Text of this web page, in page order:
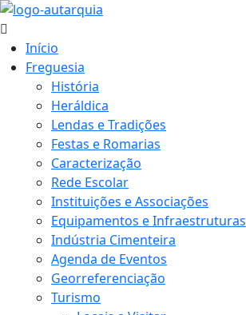
Início
Freguesia
História
Heráldica
Lendas e Tradições
Festas e Romarias
Caracterização
Rede Escolar
Instituições e Associações
Equipamentos e Infraestruturas
Indústria Cimenteira
Agenda de Eventos
Georreferenciação
Turismo